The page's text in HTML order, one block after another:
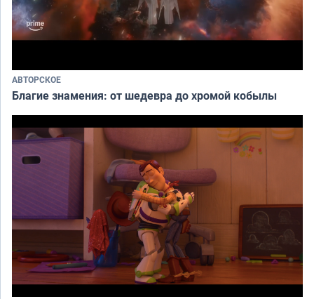
АВТОРСКОЕ
Благие знамения: от шедевра до хромой кобылы